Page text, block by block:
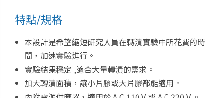
特點/規格
本設計是希望縮短研究人員在轉漬實驗中所花費的時
間，加速實驗進行。
實驗結果穩定 ,適合大量轉漬的需求。
加大轉漬面積，讓小片膠或大片膠都能適用。